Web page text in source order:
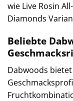
wie Live Rosin
Diamonds
Beliebte
Dabwoods